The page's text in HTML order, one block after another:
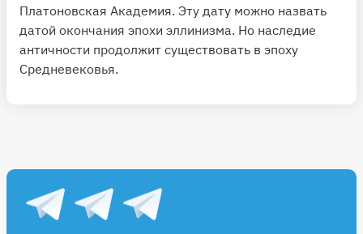
Платоновская Академия. Эту дату можно назвать
датой окончания эпохи эллинизма. Но наследие
античности продолжит существовать в эпоху
Средневековья.